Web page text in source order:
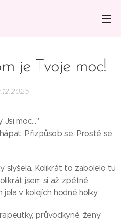
je Tvoje moc!
Jsi moc…"
Přizpůsob se. Prostě se
slyšela. Kolikrát to zabolelo tu
jsem si až zpětně
jela v kolejích hodné holky.
průvodkyně, ženy,